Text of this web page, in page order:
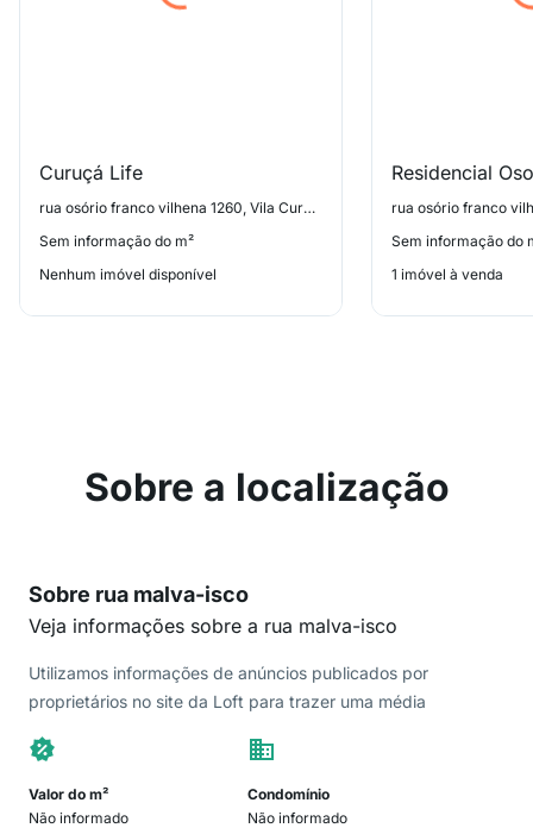
Curuçá Life
rua osório franco vilhena 1260, Vila Curuçá
Sem informação do m²
Nenhum imóvel disponível
Residencial
Sem informação do
1 imóvel à venda
Sobre a localização
Sobre rua malva-isco
Veja informações sobre a rua malva-isco
Utilizamos informações de anúncios publicados por
proprietários no site da Loft para trazer uma média
Valor do m²
Não informado
Condomínio
Não informado